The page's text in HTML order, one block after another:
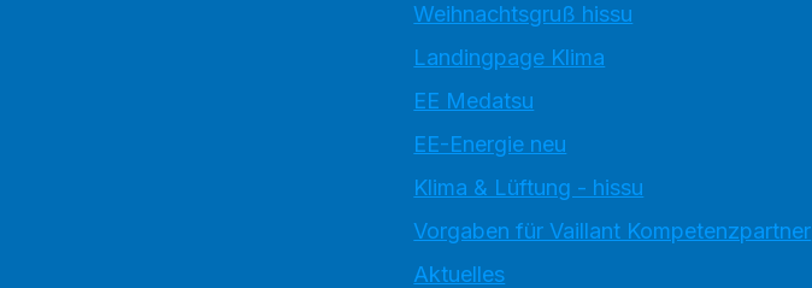
Weihnachtsgruß hissu
Landingpage Klima
EE Medatsu
EE-Energie neu
Klima & Lüftung - hissu
Vorgaben für Vaillant Kompetenzpartner
Aktuelles